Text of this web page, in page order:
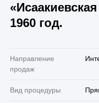
1960 год.
Направление
продаж
Вид процедуры